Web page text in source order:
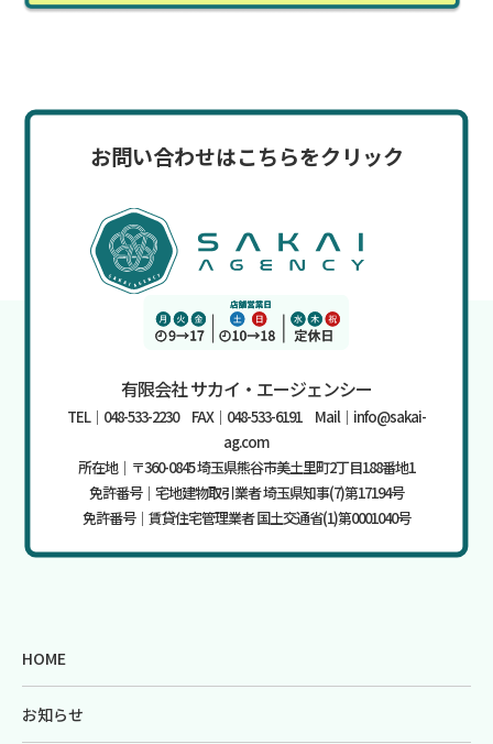
お問い合わせはこちらをクリック
有限会社 サカイ・エージェンシー
TEL｜048-533-2230 FAX｜048-533-6191 Mail｜info@sakai-
ag.com
所在地｜〒360-0845 埼玉県熊谷市美土里町2丁目188番地1
免許番号｜宅地建物取引業者 埼玉県知事(7)第17194号
免許番号｜賃貸住宅管理業者 国土交通省(1)第0001040号
HOME
お知らせ